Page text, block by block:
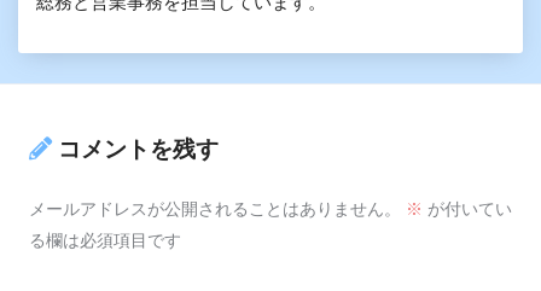
コメントを残す
メールアドレスが公開されることはありません。 ※ が付いてい
る欄は必須項目です